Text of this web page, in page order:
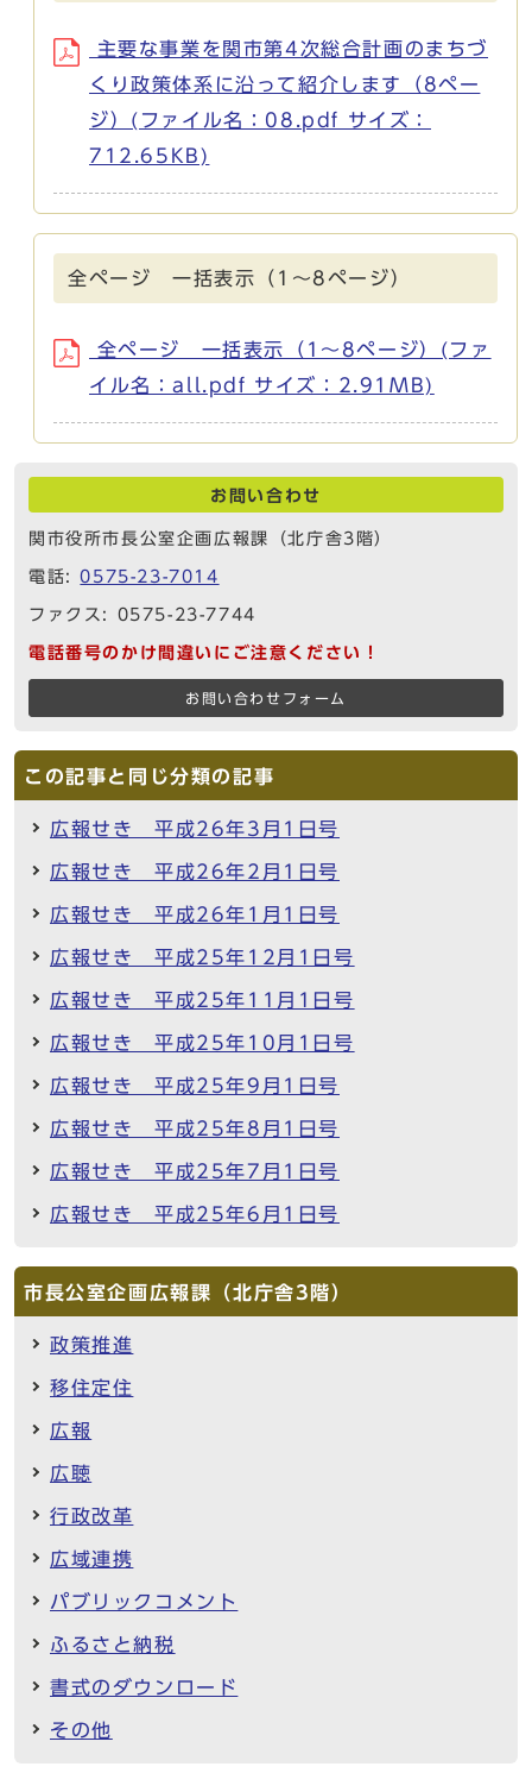
主要な事業を関市第4次総合計画のまちづ
くり政策体系に沿って紹介します（8ペー
ジ）(ファイル名：08.pdf サイズ：
712.65KB)
全ページ 一括表示（1～8ページ）
全ページ 一括表示（1～8ページ）(ファ
イル名：all.pdf サイズ：2.91MB)
お問い合わせ
関市役所市長公室企画広報課（北庁舎3階）
電話:0575-23-7014
ファクス: 0575-23-7744
電話番号のかけ間違いにご注意ください！
お問い合わせフォーム
この記事と同じ分類の記事
広報せき 平成26年3月1日号
広報せき 平成26年2月1日号
広報せき 平成26年1月1日号
広報せき 平成25年12月1日号
広報せき 平成25年11月1日号
広報せき 平成25年10月1日号
広報せき 平成25年9月1日号
広報せき 平成25年8月1日号
広報せき 平成25年7月1日号
広報せき 平成25年6月1日号
市長公室企画広報課（北庁舎3階）
政策推進
移住定住
広報
広聴
行政改革
広域連携
パブリックコメント
ふるさと納税
書式のダウンロード
その他